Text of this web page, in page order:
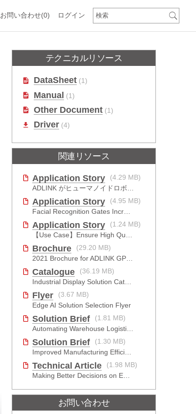
お問い合わせ(0) ログイン
テクニカルリソース
DataSheet (1)
Manual (1)
Other Document (1)
Driver (4)
関連リソース
Application Story
(4.29 MB)
Application Story
(4.95 MB)
Application Story
(1.24 MB)
Brochure
(29.20 MB)
Catalogue
(36.19 MB)
Flyer
(3.67 MB)
Edge AI Solution Selection Flyer
Solution Brief
(1.81 MB)
Solution Brief
(1.30 MB)
Technical Article
(1.98 MB)
お問い合わせ